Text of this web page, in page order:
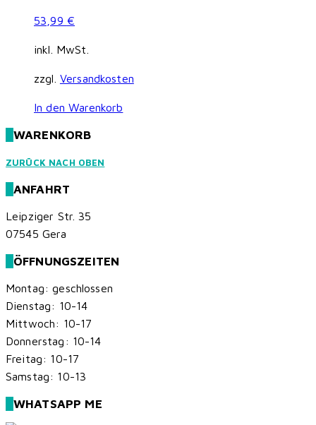
53,99 €
inkl. MwSt.
zzgl. Versandkosten
In den Warenkorb
WARENKORB
ZURÜCK NACH OBEN
ANFAHRT
Leipziger Str. 35
07545 Gera
ÖFFNUNGSZEITEN
Montag: geschlossen
Dienstag: 10-14
Mittwoch: 10-17
Donnerstag: 10-14
Freitag: 10-17
Samstag: 10-13
WHATSAPP ME